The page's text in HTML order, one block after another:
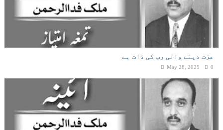
عزت دینے والی رب کی ذات ہے
May 28, 2025 0